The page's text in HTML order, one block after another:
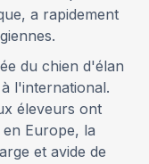
a rapidement
du chien d'élan
l'international.
éleveurs ont
Europe, la
et avide de